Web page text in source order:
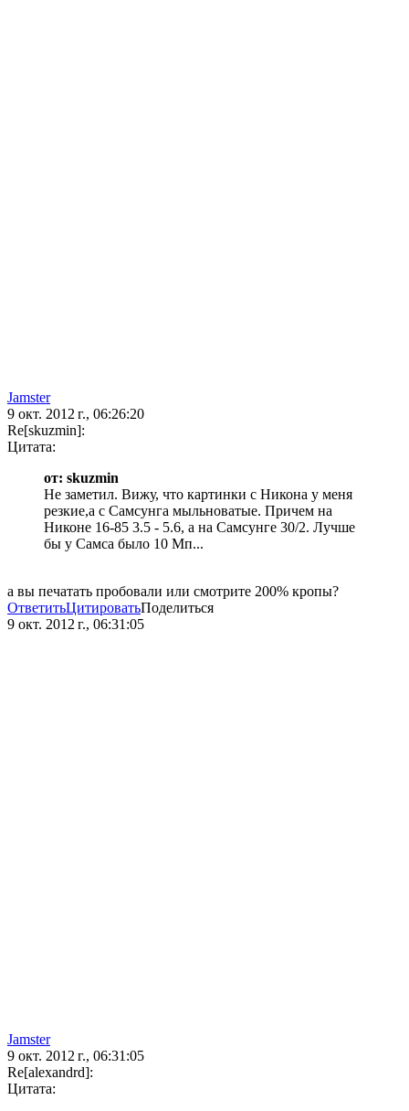
Jamster
9 окт. 2012 г., 06:26:20
Re[skuzmin]:
Цитата:
от: skuzmin
Не заметил. Вижу, что картинки с Никона у меня
резкие,а с Самсунга мыльноватые. Причем на
Никоне 16-85 3.5 - 5.6, а на Самсунге 30/2. Лучше
бы у Самса было 10 Мп...
а вы печатать пробовали или смотрите 200% кропы?
ОтветитьЦитироватьПоделиться
9 окт. 2012 г., 06:31:05
Jamster
9 окт. 2012 г., 06:31:05
Re[alexandrd]:
Цитата: